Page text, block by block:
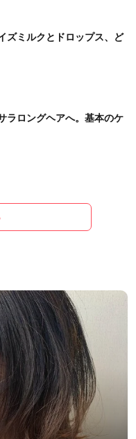
ズミルクとドロップス、ど
ラロングヘアへ。基本のケ